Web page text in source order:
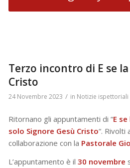
Terzo incontro di E se
Cristo
24 Novembre 2023 / in Notizie ispettoriali
Ritornano gli appuntamenti di “E
solo Signore Gesù Cristo“.
collaborazione con la Pastorale
L’appuntamento è il 30 novembre